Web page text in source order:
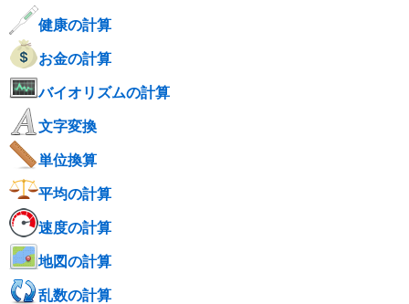
健康の計算
お金の計算
バイオリズムの計算
文字変換
単位換算
平均の計算
速度の計算
地図の計算
乱数の計算